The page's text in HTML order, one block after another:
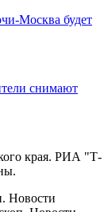
Москва будет
снимают
края. РИА "Т-
Новости